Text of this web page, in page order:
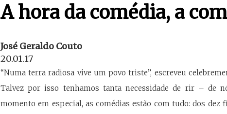
A hora da comédia, a
José Geraldo Couto
20.01.17
“Numa terra radiosa vive um povo triste”, escreveu
Talvez por isso tenhamos tanta necessidade de rir – de
momento em especial, as comédias estão com tudo: dos